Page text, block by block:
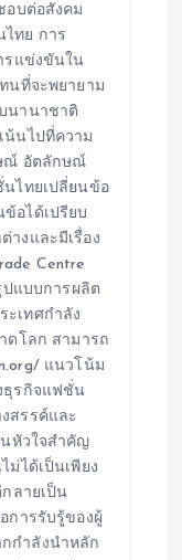
อบต่อสังคม
ทย การ
รแข่งขันใน
นที่จะพยายาม
นานาชาติ
น้นไปที่ความ
ณ์ อัตลักษณ์
ไทยเปลี่ยนข้อ
อได้เปรียบ
างและมีเรื่อง
Centre
แบบการผลิต
ะเทศกำลัง
ดโลก สามารถ
แนวโน้ม
ธุรกิจแฟชั่น
สรรค์และ
หัวใจสำคัญ
ได้เป็นเพียง
ลายเป็น
การรับรู้ของผู้
กำลังนำหลัก